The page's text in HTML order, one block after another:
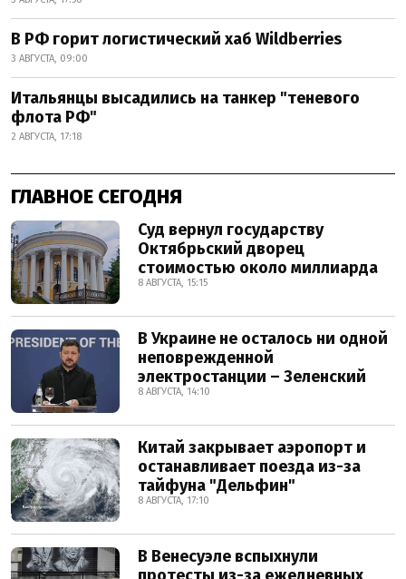
В РФ горит логистический хаб Wildberries
3 АВГУСТА, 09:00
Итальянцы высадились на танкер "теневого
флота РФ"
2 АВГУСТА, 17:18
ГЛАВНОЕ СЕГОДНЯ
Суд вернул государству
Октябрьский дворец
стоимостью около миллиарда
8 АВГУСТА, 15:15
В Украине не осталось ни одной
неповрежденной
электростанции – Зеленский
8 АВГУСТА, 14:10
Китай закрывает аэропорт и
останавливает поезда из-за
тайфуна "Дельфин"
8 АВГУСТА, 17:10
В Венесуэле вспыхнули
протесты из-за ежедневных